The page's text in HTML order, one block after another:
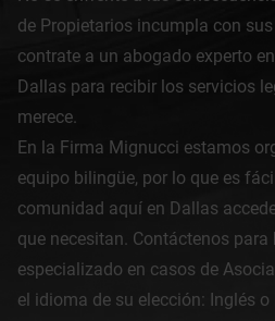
de Propietarios incumpla con
contrate a un abogado experto
Dallas para recibir los servicios
merece.
En la Firma Mignucci estamos
equipo bilingüe, por lo que es
comunidad aquí en Dallas
que necesitan. Contáctenos
especializado en casos de
el idioma de su elección: Inglés o